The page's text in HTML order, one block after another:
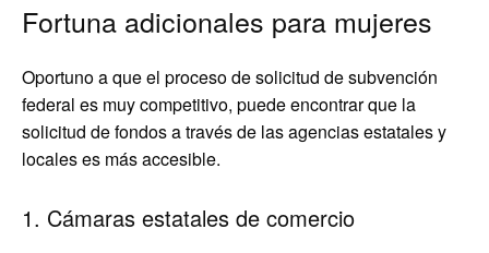
Fortuna adicionales para mujeres
Oportuno a que el proceso de solicitud de subvención
federal es muy competitivo, puede encontrar que la
solicitud de fondos a través de las agencias estatales y
locales es más accesible.
1. Cámaras estatales de comercio